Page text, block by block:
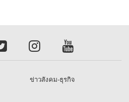
ข่าวสังคม-ธุรกิจ